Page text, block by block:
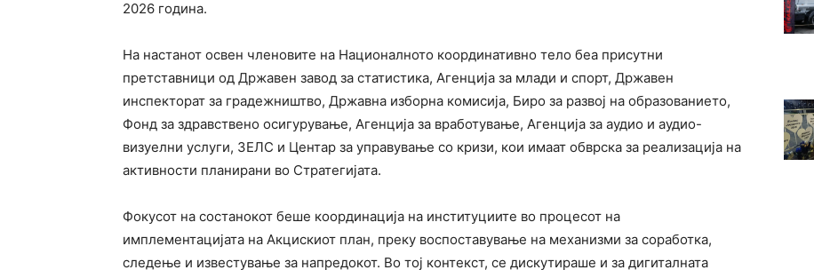
2026 година.
На настанот освен членовите на Националното координативно тело беа присутни
претставници од Државен завод за статистика, Агенција за млади и спорт, Државен
инспекторат за градежништво, Државна изборна комисија, Биро за развој на образованието,
Фонд за здравствено осигурување, Агенција за вработување, Агенција за аудио и аудио-
визуелни услуги, ЗЕЛС и Центар за управување со кризи, кои имаат обврска за реализација на
активности планирани во Стратегијата.
Фокусот на состанокот беше координација на институциите во процесот на
имплементацијата на Акцискиот план, преку воспоставување на механизми за соработка,
следење и известување за напредокот. Во тој контекст, се дискутираше и за дигиталната